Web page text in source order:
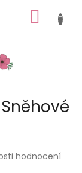
KOŠÍK
hodnocení